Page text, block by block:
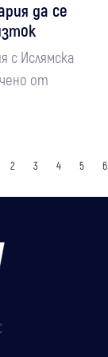
да се
с Ислямска
от
2 3 4 5 6